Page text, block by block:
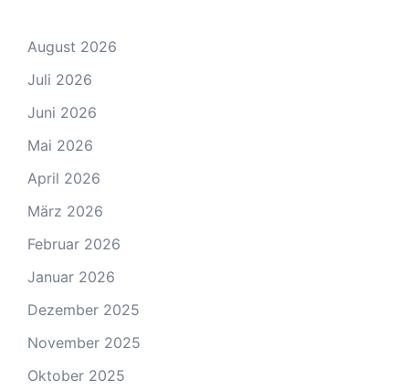
August 2026
Juli 2026
Juni 2026
Mai 2026
April 2026
März 2026
Februar 2026
Januar 2026
Dezember 2025
November 2025
Oktober 2025